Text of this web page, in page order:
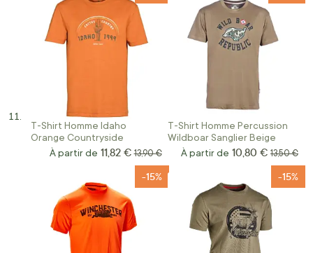
T-Shirt Homme Idaho
Orange Countryside
À partir de 11,82 € Prix normal
13,90 €
T-Shirt Homme Percussion
Wildboar Sanglier Beige
À partir de 10,80 € Prix
13,50 €
-15% -15%